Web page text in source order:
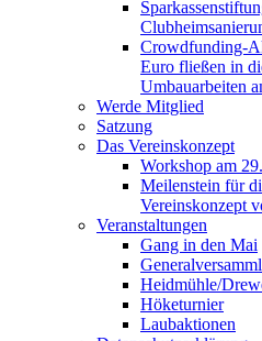
Crowdfunding-
Euro fließen in
Umbauarbeiten
Werde Mitglied
Satzung
Das Vereinskonzept
Workshop am
Meilenstein für
Vereinskonzept
Veranstaltungen
Gang in den Mai
Heidmühle/
Höketurnier
Laubaktionen